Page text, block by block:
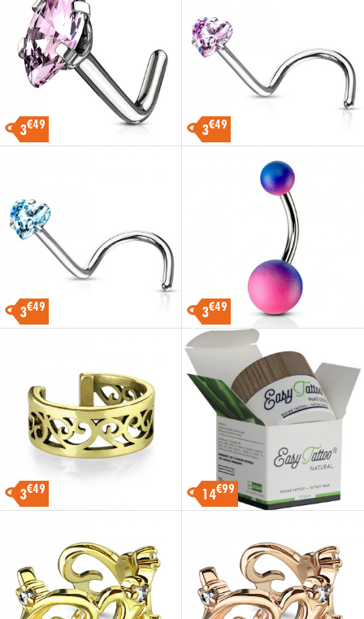
3€49 3€49
3€49 3€49
3€49 14€99